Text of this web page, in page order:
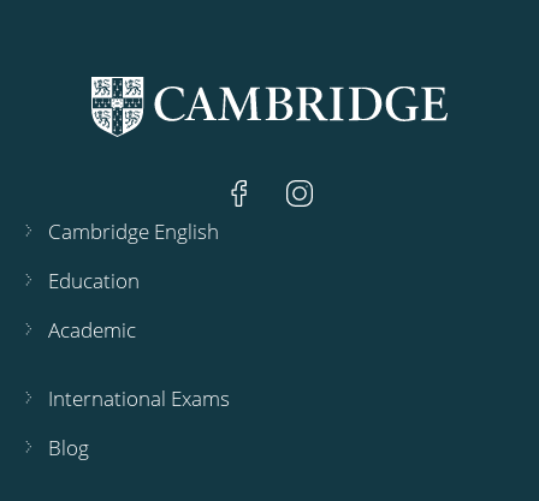
Cambridge English
Education
Academic
International Exams
Blog